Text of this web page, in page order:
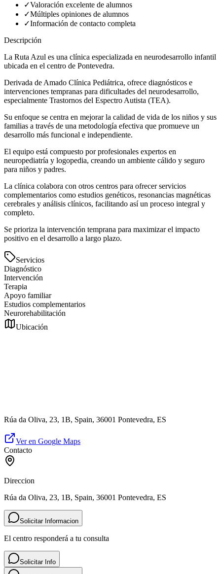
✓Valoración excelente de alumnos
✓Múltiples opiniones de alumnos
✓Información de contacto completa
Descripción
La Ruta Azul es una clínica especializada en neurodesarrollo infantil
ubicada en el centro de Pontevedra.
Derivada de Amado Clínica Pediátrica, ofrece diagnósticos e
intervenciones tempranas para dificultades del neurodesarrollo,
especialmente Trastornos del Espectro Autista (TEA).
Su enfoque se centra en mejorar la calidad de vida de los niños y sus
familias a través de una metodología efectiva que promueve un
desarrollo más funcional e independiente.
El equipo está compuesto por profesionales expertos en
neuropediatría y logopedia, creando un ambiente cálido y seguro
para niños y padres.
La clínica colabora con otros centros para ofrecer servicios
complementarios como estudios genéticos, resonancias magnéticas
cerebrales y análisis clínicos, facilitando así un proceso integral y
completo.
Se prioriza la intervención temprana para maximizar el impacto
positivo en el desarrollo a largo plazo.
Servicios
Diagnóstico
Intervención
Terapia
Apoyo familiar
Estudios complementarios
Neurorehabilitación
Ubicación
Rúa da Oliva, 23, 1B, Spain, 36001 Pontevedra, ES
Ver en Google Maps
Contacto
Direccion
Rúa da Oliva, 23, 1B, Spain, 36001 Pontevedra, ES
Solicitar Informacion
El centro responderá a tu consulta
Solicitar Info